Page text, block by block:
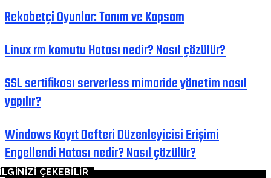
Rekabetçi Oyunlar: Tanım ve Kapsam
Linux rm komutu Hatası nedir? Nasıl çözülür?
SSL sertifikası serverless mimaride yönetim nasıl
yapılır?
Windows Kayıt Defteri Düzenleyicisi Erişimi
Engellendi Hatası nedir? Nasıl çözülür?
ÇEKEBİLİR